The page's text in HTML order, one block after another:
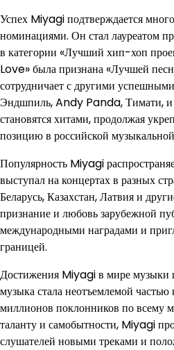
Успех Miyagi подтверждается
номинациями. Он стал лауреатом
в категории «Лучший хип-хоп
Love» была признана «Лучшей
сотрудничает с другими
Эндшпиль, Andy Panda, Тимати, и
становятся хитами, продолжая
позицию в российской
Популярность Miyagi
выступал на концертах в разных
Беларусь, Казахстан, Латвия и
признание и любовь зарубежной
международными наградами и
границей.
Достижения Miyagi в мире музыки
музыка стала неотъемлемой
миллионов поклонников по всему
таланту и самобытности, Miyagi
слушателей новыми треками и